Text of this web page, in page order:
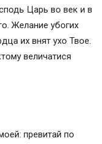
Царь во век и в
Желание убогих
их внят ухо Твое.
величатися
превитай по